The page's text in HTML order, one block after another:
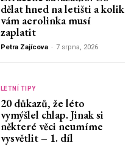
dělat hned na letišti a kolik
vám aerolinka musí
zaplatit
Petra Zajícova - 7 srpna, 2026
LETNÍ TIPY
20 důkazů, že léto
vymýšlel chlap. Jinak si
některé věci neumíme
vysvětlit – 1. díl